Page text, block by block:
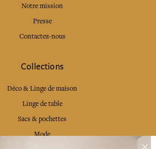
Notre mission
Presse
Contactez-nous
Collections
Déco & Linge de maison
Linge de table
Sacs & pochettes
Mode